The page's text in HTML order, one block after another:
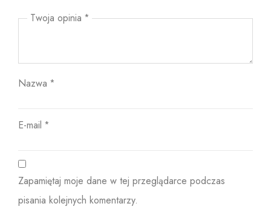
Twoja opinia *
Nazwa *
E-mail *
Zapamiętaj moje dane w tej przeglądarce podczas
pisania kolejnych komentarzy.